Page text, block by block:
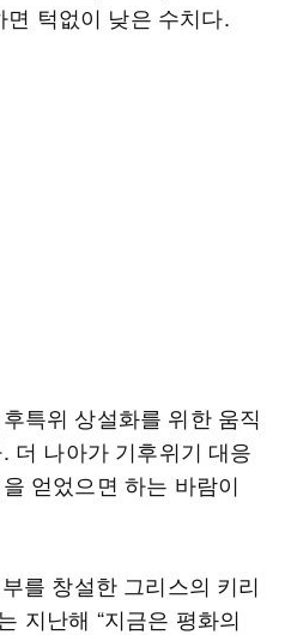
턱없이 낮은 수치다.
특위 상설화를 위한 움직
더 나아가 기후위기 대응
얻었으면 하는 바람이
를 창설한 그리스의 키리
지난해 “지금은 평화의